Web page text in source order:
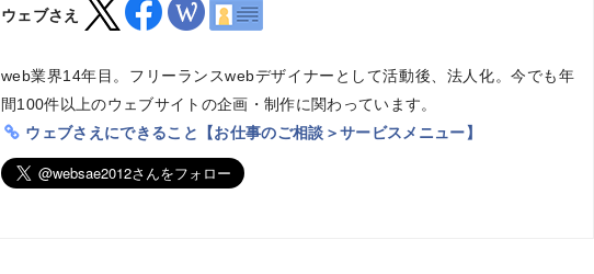
ウェブさえ
web業界14年目。フリーランスwebデザイナーとして活動後、法人化。今でも年
間100件以上のウェブサイトの企画・制作に関わっています。
ウェブさえにできること【お仕事のご相談＞サービスメニュー】